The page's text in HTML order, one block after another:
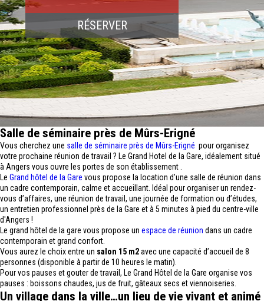
RÉSERVER
Salle de séminaire près de Mûrs-Erigné
Vous cherchez une salle de séminaire près de Mûrs-Erigné pour organisez
votre prochaine réunion de travail ? Le Grand Hotel de la Gare, idéalement situé
à Angers vous ouvre les portes de son établissement .
Le Grand hôtel de la Gare vous propose la location d’une salle de réunion dans
un cadre contemporain, calme et accueillant. Idéal pour organiser un rendez-
vous d’affaires, une réunion de travail, une journée de formation ou d’études,
un entretien professionnel près de la Gare et à 5 minutes à pied du centre-ville
d'Angers !
Le grand hôtel de la gare vous propose un espace de réunion dans un cadre
contemporain et grand confort.
Vous aurez le choix entre un salon 15 m2avec une capacité d’accueil de 8
personnes (disponible à partir de 10 heures le matin).
Pour vos pauses et gouter de travail, Le Grand Hôtel de la Gare organise vos
pauses : boissons chaudes, jus de fruit, gâteaux secs et viennoiseries.
Un village dans la ville…un lieu de vie vivant et animé